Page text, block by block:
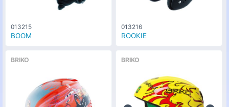
013215
BOOM
013216
ROOKIE
BRIKO BRIKO